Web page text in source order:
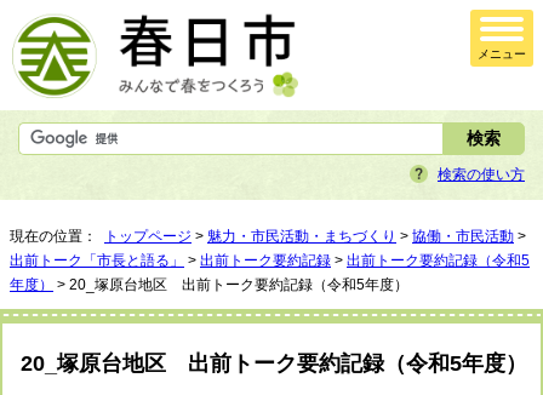
メニュー
検索の使い方
現在の位置： トップページ > 魅力・市民活動・まちづくり > 協働・市民活動 >
出前トーク「市長と語る」
> 出前トーク要約記録 > 出前トーク要約記録（令和5
年度）
> 20_塚原台地区 出前トーク要約記録（令和5年度）
20_塚原台地区 出前トーク要約記録（令和5年度）